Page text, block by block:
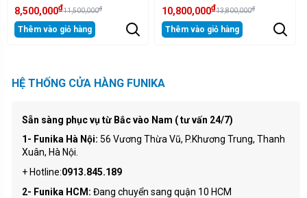
10,800,000₫13,800,000
Thêm vào giỏ hàng
8,500,000₫11,500,000₫
Thêm vào giỏ hàng
HỆ THỐNG CỬA HÀNG FUNIKA
Sẵn sàng phục vụ từ Bắc vào Nam ( tư vấn 24/7)
1- Funika Hà Nội: 56 Vương Thừa Vũ, P.Khương Trung, Thanh
Xuân, Hà Nội.
+ Hotline:0913.845.189
2- Funika HCM: Đang chuyển sang quận 10 HCM